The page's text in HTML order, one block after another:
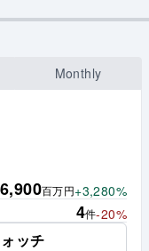
Monthly
百万円+3,280%
4件-20%
ッチ